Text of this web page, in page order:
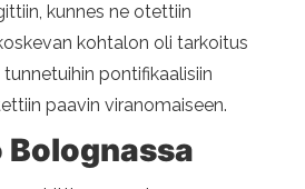
kunnes ne otettiin
kohtalon oli tarkoitus
pontifikaalisiin
paavin viranomaiseen.
Bolognassa